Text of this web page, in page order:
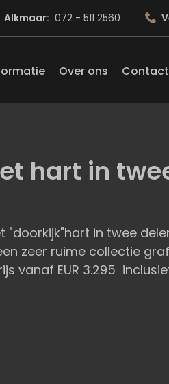
Over ons Contact
Alkmaar: 072 - 511 2560
hart in
"doorkijk"hart in twee
zeer ruime collectie
vanaf EUR 3.295